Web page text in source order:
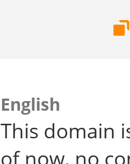
English
This domain
of now, no